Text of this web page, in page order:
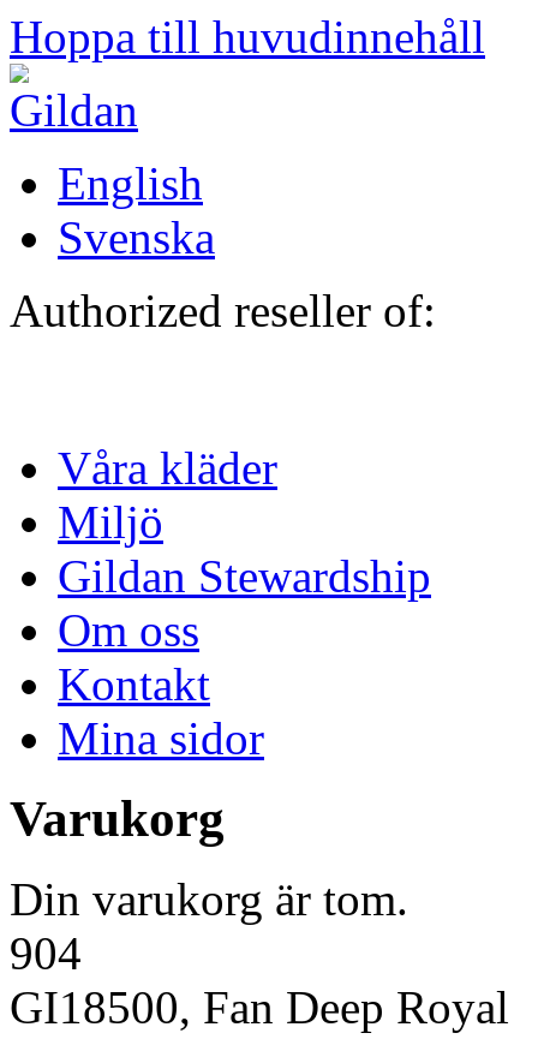
Hoppa till huvudinnehåll
English
Svenska
Authorized reseller of:
Våra kläder
Miljö
Gildan Stewardship
Om oss
Kontakt
Mina sidor
Varukorg
Din varukorg är tom.
904
GI18500, Fan Deep Royal